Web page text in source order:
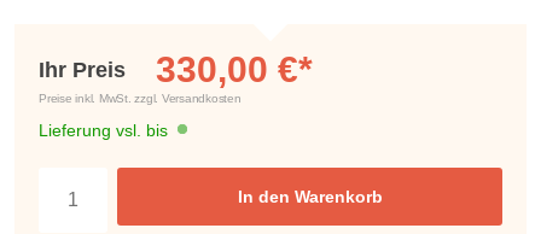
Ihr Preis 330,00 €*
Preise inkl. MwSt. zzgl. Versandkosten
Lieferung vsl. bis
In den Warenkorb